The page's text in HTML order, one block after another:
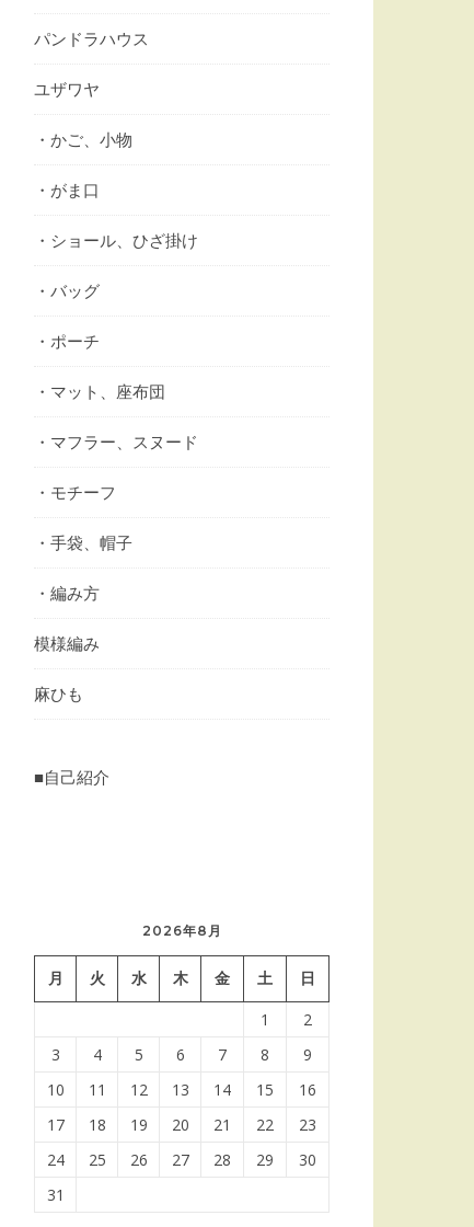
パンドラハウス
ユザワヤ
・かご、小物
・がま口
・ショール、ひざ掛け
・バッグ
・ポーチ
・マット、座布団
・マフラー、スヌード
・モチーフ
・手袋、帽子
・編み方
模様編み
麻ひも
■自己紹介
2026年8月
月 火 水 木 金 土 日
1
2
3
4 5 6 7 8
9
10
11 12 13 14 15
16
17
18 19 20 21 22
23
24
25 26 27 28 29
30
31